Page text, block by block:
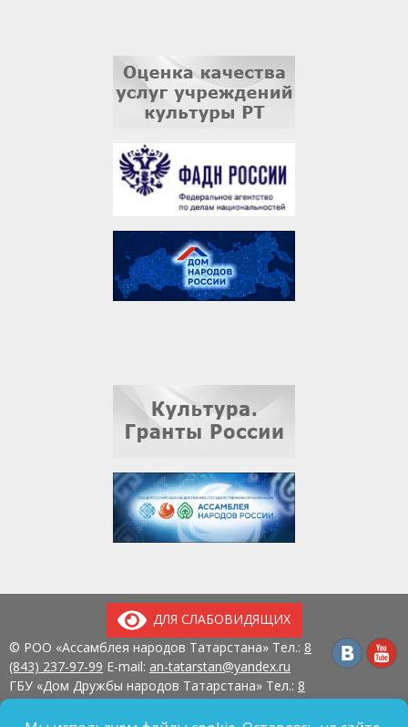
ДЛЯ СЛАБОВИДЯЩИХ
© РОО «Ассамблея народов Татарстана» Тел.: 8
(843) 237-97-99 E-mail: an-tatarstan@yandex.ru
ГБУ «Дом Дружбы народов Татарстана» Тел.: 8